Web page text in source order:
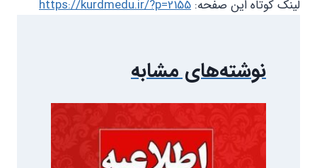
لینک کوتاه این صفحه: https://kurdmedu.ir/?p=2155
نوشته‌های مشابه